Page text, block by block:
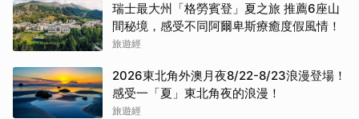
瑞士最大州「格勞賓登」夏之旅 推薦6座山
間秘境，感受不同阿爾卑斯療癒度假風情！
旅遊經
2026東北角外澳月夜8/22-8/23浪漫登場！
感受一「夏」東北角夜的浪漫！
旅遊經